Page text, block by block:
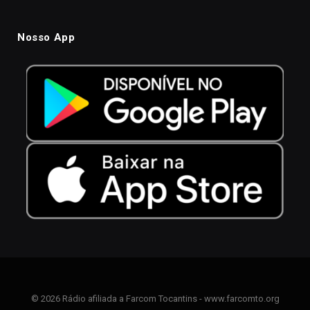
Nosso App
© 2026 Rádio afiliada a Farcom Tocantins - www.farcomto.org